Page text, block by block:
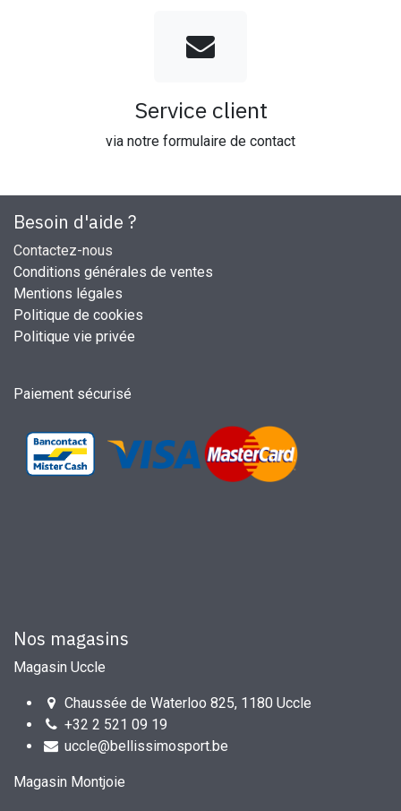
Service client
via notre formulaire de contact
Besoin d'aide ?
Contactez-nous
Conditions générales de ventes
Mentions légales
Politique de cookies
Politique vie privée
Paiement sécurisé
Nos magasins
Magasin Uccle
Chaussée de Waterloo 825, 1180 Uccle
+32 2 521 09 19
uccle@bellissimosport.be
Magasin Montjoie